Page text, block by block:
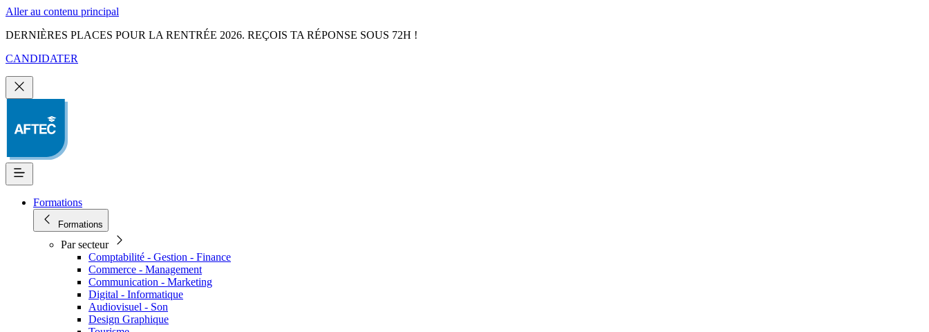
Aller au contenu principal
DERNIÈRES PLACES POUR LA RENTRÉE 2026. REÇOIS TA RÉPONSE SOUS 72H !
CANDIDATER
Formations
Formations
Par secteur
Comptabilité - Gestion - Finance
Commerce - Management
Communication - Marketing
Digital - Informatique
Audiovisuel - Son
Design Graphique